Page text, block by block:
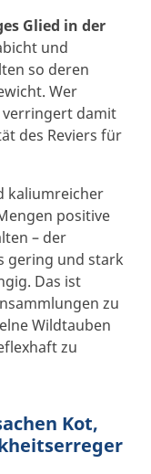
Glied in der
und
so deren
Wer
damit
des Reviers für
kaliumreicher
positive
– der
gering und stark
Das ist
zu
Wildtauben
zu
Kot,